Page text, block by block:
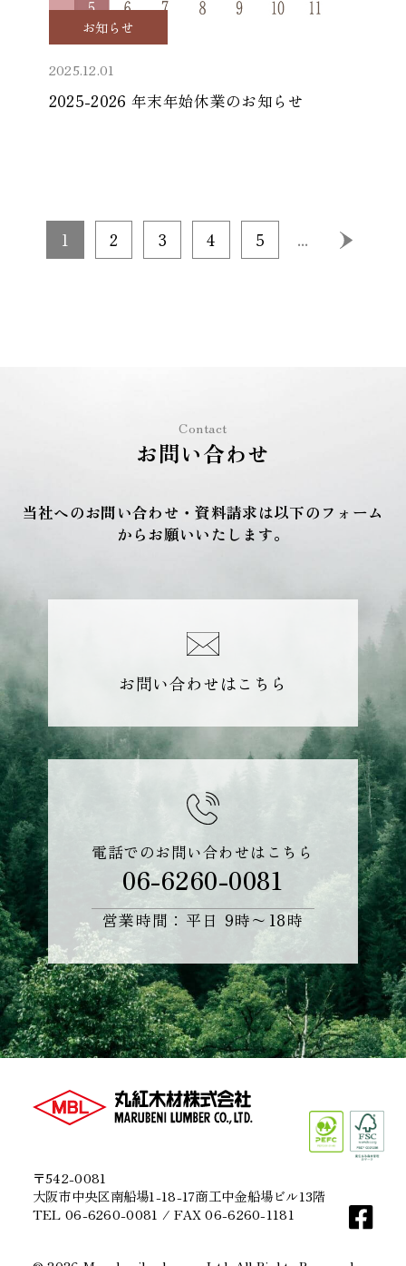
お知らせ
2025.12.01
2025-2026 年末年始休業のお知らせ
1 2 3 4 5 ...
Contact
お問い合わせ
当社へのお問い合わせ・資料請求は以下のフォーム
からお願いいたします。
お問い合わせはこちら
電話でのお問い合わせはこちら
06-6260-0081
営業時間：平日 9時〜18時
〒542-0081
大阪市中央区南船場1-18-17商工中金船場ビル13階
TEL 06-6260-0081 / FAX 06-6260-1181